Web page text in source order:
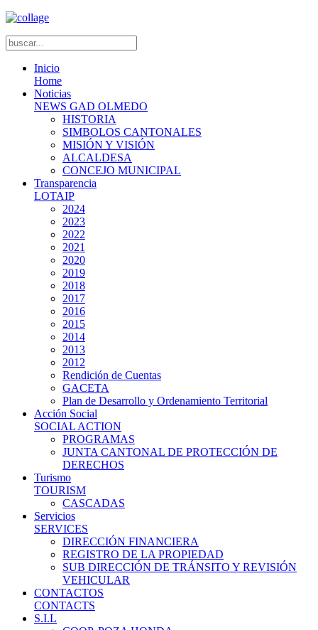
Inicio
Home
Noticias
NEWS GAD OLMEDO
HISTORIA
SIMBOLOS CANTONALES
MISIÓN Y VISIÓN
ALCALDESA
CONCEJO MUNICIPAL
Transparencia
LOTAIP
2024
2023
2022
2021
2020
2019
2018
2017
2016
2015
2014
2013
2012
Rendición de Cuentas
GACETA
Plan de Desarrollo y Ordenamiento Territorial
Acción Social
SOCIAL ACTION
PROGRAMAS
JUNTA CANTONAL DE PROTECCIÓN DE
DERECHOS
Turismo
TOURISM
CASCADAS
Servicios
SERVICES
DIRECCIÓN FINANCIERA
REGISTRO DE LA PROPIEDAD
SUB DIRECCIÓN DE TRÁNSITO Y REVISIÓN
VEHICULAR
CONTACTOS
CONTACTS
S.I.L